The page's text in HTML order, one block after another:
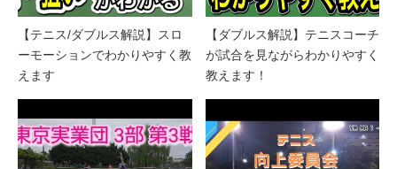
【テニス/ダブルス解説】スロ
ーモーションでわかりやすく教
えます
【ダブルス解説】テニスコーチ
が試合を見ながらわかりやすく
教えます！